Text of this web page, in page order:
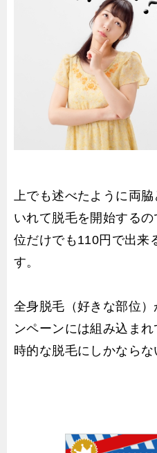
上でも述べたように両
いれて脱毛を開始する
位だけでも110円で出来
す。
全身脱毛（好きな部位
ンペーンには組み込ま
時的な脱毛にしかならな